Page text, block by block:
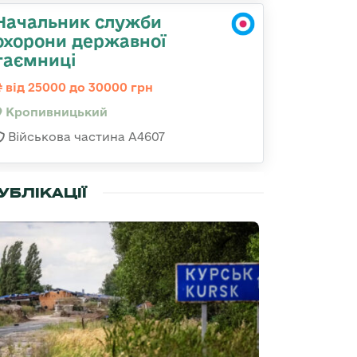
служби
державної
від 25000 до 30000 грн
Кропивницький
Військова частина А4607